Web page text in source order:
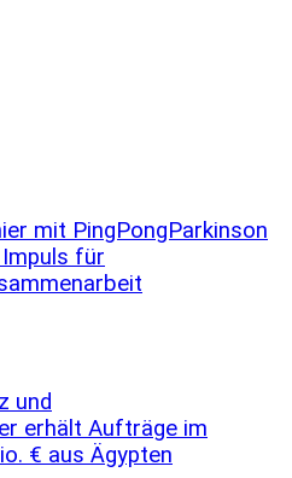
mit PingPongParkinson
für
und
erhält Aufträge im
€ aus Ägypten